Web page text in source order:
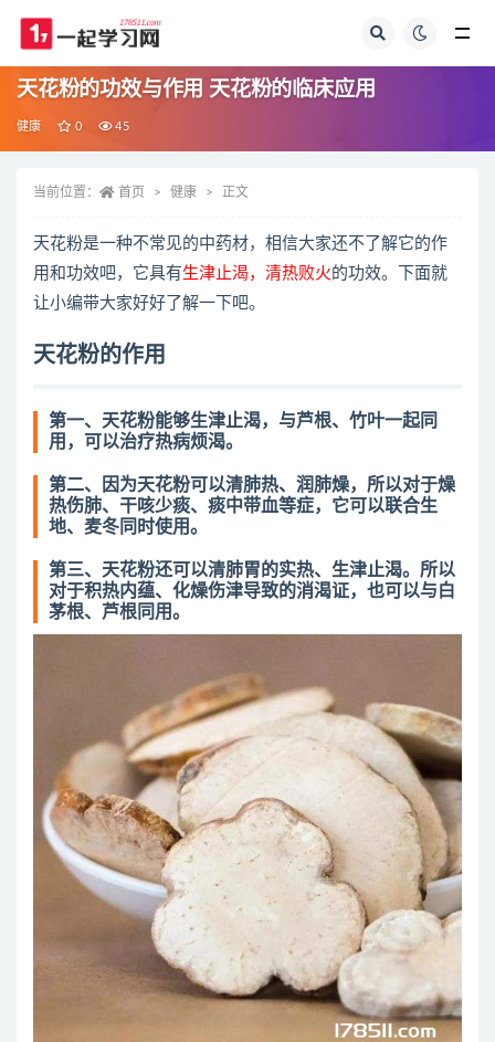
天花粉的功效与作用 天花粉的临床应用
健康 0 45
当前位置： 首页 健康 正文
天花粉是一种不常见的中药材，相信大家还不了解它的作
用和功效吧，它具有 生津止渴，清热败火 的功效。下面就
让小编带大家好好了解一下吧。
天花粉的作用
第一、天花粉能够生津止渴，与芦根、竹叶一起同
用，可以治疗热病烦渴。
第二、因为天花粉可以清肺热、润肺燥，所以对于燥
热伤肺、干咳少痰、痰中带血等症，它可以联合生
地、麦冬同时使用。
第三、天花粉还可以清肺胃的实热、生津止渴。所以
对于积热内蕴、化燥伤津导致的消渴证，也可以与白
茅根、芦根同用。